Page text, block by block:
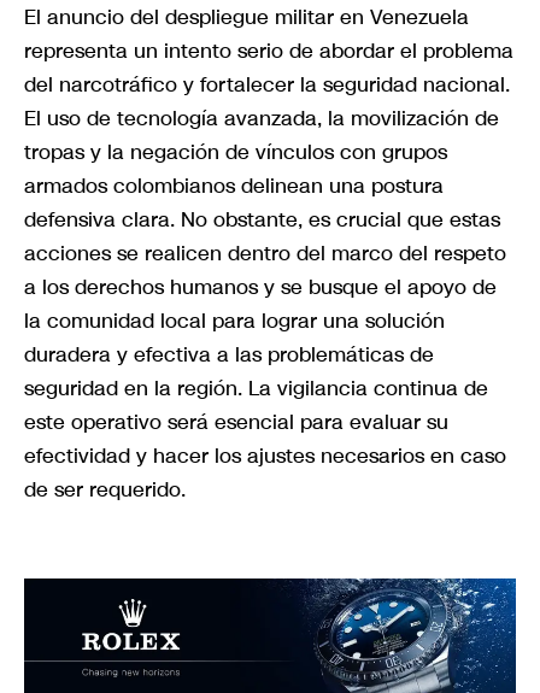
El anuncio del despliegue militar en Venezuela
representa un intento serio de abordar el problema
del narcotráfico y fortalecer la seguridad nacional.
El uso de tecnología avanzada, la movilización de
tropas y la negación de vínculos con grupos
armados colombianos delinean una postura
defensiva clara. No obstante, es crucial que estas
acciones se realicen dentro del marco del respeto
a los derechos humanos y se busque el apoyo de
la comunidad local para lograr una solución
duradera y efectiva a las problemáticas de
seguridad en la región. La vigilancia continua de
este operativo será esencial para evaluar su
efectividad y hacer los ajustes necesarios en caso
de ser requerido.